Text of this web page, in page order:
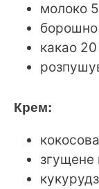
молоко
какао 20
Крем:
згущене